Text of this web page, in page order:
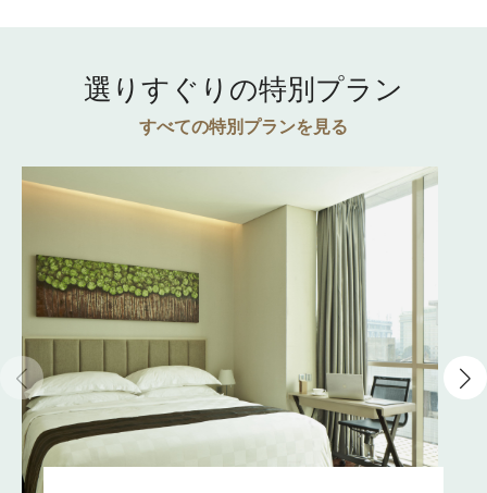
選りすぐりの特別プラン
すべての特別プランを見る